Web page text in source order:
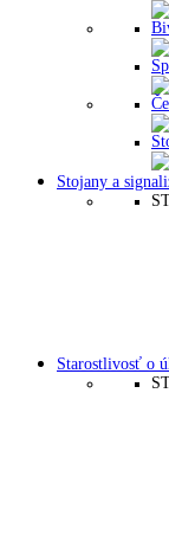
Stojany a
Starostlivosť o